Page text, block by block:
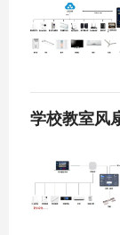
学校教室风